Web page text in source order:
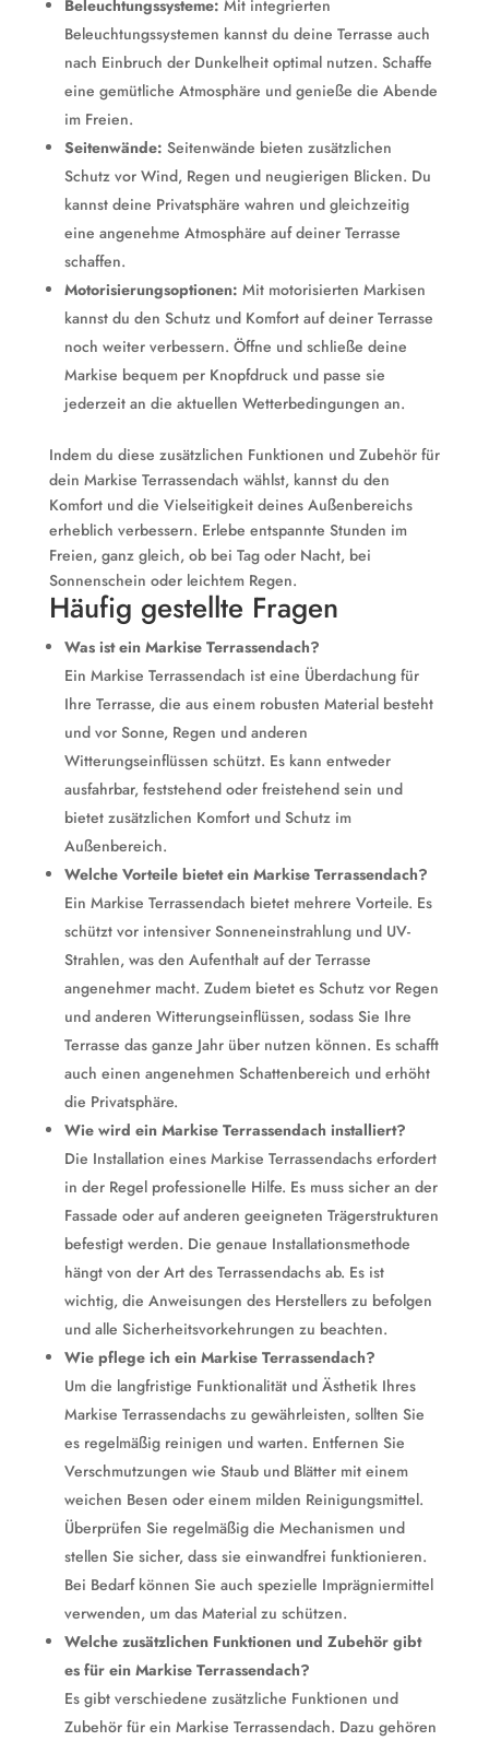
Beleuchtungssysteme: Mit integrierten
Beleuchtungssystemen kannst du deine Terrasse auch
nach Einbruch der Dunkelheit optimal nutzen. Schaffe
eine gemütliche Atmosphäre und genieße die Abende
im Freien.
Seitenwände: Seitenwände bieten zusätzlichen
Schutz vor Wind, Regen und neugierigen Blicken. Du
kannst deine Privatsphäre wahren und gleichzeitig
eine angenehme Atmosphäre auf deiner Terrasse
schaffen.
Motorisierungsoptionen: Mit motorisierten Markisen
kannst du den Schutz und Komfort auf deiner Terrasse
noch weiter verbessern. Öffne und schließe deine
Markise bequem per Knopfdruck und passe sie
jederzeit an die aktuellen Wetterbedingungen an.
Indem du diese zusätzlichen Funktionen und Zubehör für
dein Markise Terrassendach wählst, kannst du den
Komfort und die Vielseitigkeit deines Außenbereichs
erheblich verbessern. Erlebe entspannte Stunden im
Freien, ganz gleich, ob bei Tag oder Nacht, bei
Sonnenschein oder leichtem Regen.
Häufig gestellte Fragen
Was ist ein Markise Terrassendach?
Ein Markise Terrassendach ist eine Überdachung für
Ihre Terrasse, die aus einem robusten Material besteht
und vor Sonne, Regen und anderen
Witterungseinflüssen schützt. Es kann entweder
ausfahrbar, feststehend oder freistehend sein und
bietet zusätzlichen Komfort und Schutz im
Außenbereich.
Welche Vorteile bietet ein Markise Terrassendach?
Ein Markise Terrassendach bietet mehrere Vorteile. Es
schützt vor intensiver Sonneneinstrahlung und UV-
Strahlen, was den Aufenthalt auf der Terrasse
angenehmer macht. Zudem bietet es Schutz vor Regen
und anderen Witterungseinflüssen, sodass Sie Ihre
Terrasse das ganze Jahr über nutzen können. Es schafft
auch einen angenehmen Schattenbereich und erhöht
die Privatsphäre.
Wie wird ein Markise Terrassendach installiert?
Die Installation eines Markise Terrassendachs erfordert
in der Regel professionelle Hilfe. Es muss sicher an der
Fassade oder auf anderen geeigneten Trägerstrukturen
befestigt werden. Die genaue Installationsmethode
hängt von der Art des Terrassendachs ab. Es ist
wichtig, die Anweisungen des Herstellers zu befolgen
und alle Sicherheitsvorkehrungen zu beachten.
Wie pflege ich ein Markise Terrassendach?
Um die langfristige Funktionalität und Ästhetik Ihres
Markise Terrassendachs zu gewährleisten, sollten Sie
es regelmäßig reinigen und warten. Entfernen Sie
Verschmutzungen wie Staub und Blätter mit einem
weichen Besen oder einem milden Reinigungsmittel.
Überprüfen Sie regelmäßig die Mechanismen und
stellen Sie sicher, dass sie einwandfrei funktionieren.
Bei Bedarf können Sie auch spezielle Imprägniermittel
verwenden, um das Material zu schützen.
Welche zusätzlichen Funktionen und Zubehör gibt
es für ein Markise Terrassendach?
Es gibt verschiedene zusätzliche Funktionen und
Zubehör für ein Markise Terrassendach. Dazu gehören